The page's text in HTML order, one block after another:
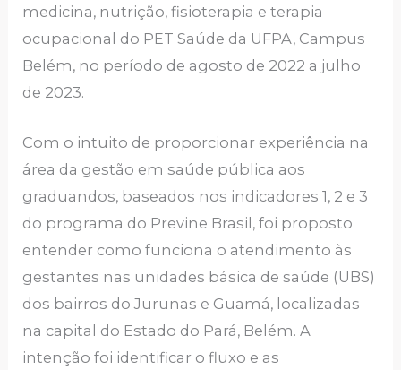
medicina, nutrição, fisioterapia e terapia
ocupacional do PET Saúde da UFPA, Campus
Belém, no período de agosto de 2022 a julho
de 2023.
Com o intuito de proporcionar experiência na
área da gestão em saúde pública aos
graduandos, baseados nos indicadores 1, 2 e 3
do programa do Previne Brasil, foi proposto
entender como funciona o atendimento às
gestantes nas unidades básica de saúde (UBS)
dos bairros do Jurunas e Guamá, localizadas
na capital do Estado do Pará, Belém. A
intenção foi identificar o fluxo e as